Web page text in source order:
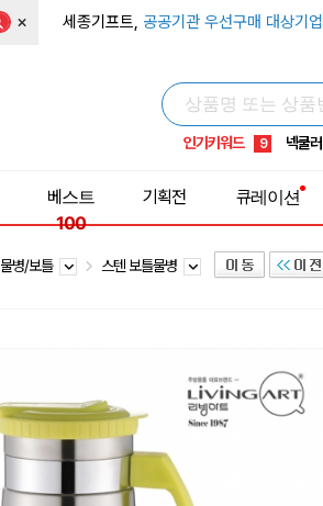
× 세종기프트, 공공기관 우선구매 대상기업
인기키워드
5 키캡
8 쿨토시
9 넥쿨러
1 선풍기
베스트
100
기획전 큐레이션
물병/보틀 스텐 보틀물병